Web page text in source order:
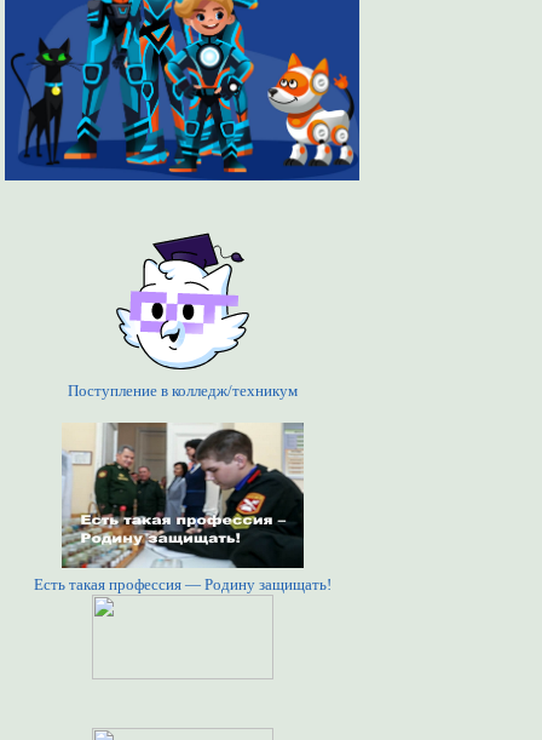
Поступление в колледж/техникум
Есть такая профессия — Родину защищать!